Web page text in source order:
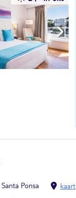
Santa Ponsa kaart